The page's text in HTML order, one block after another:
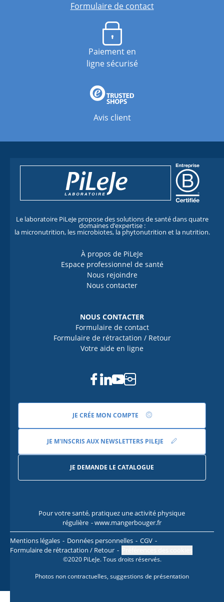
Formulaire de contact
Paiement en
ligne sécurisé
Avis client
Le laboratoire PiLeJe propose des solutions de santé dans quatre
domaines d’expertise :
la micronutrition, les microbiotes, la phytonutrition et la nutrition.
À propos de PiLeJe
Espace professionnel de santé
Nous rejoindre
Nous contacter
NOUS CONTACTER
Formulaire de contact
Formulaire de rétractation / Retour
Votre aide en ligne
Facebook
Linkedin
Youtube
Instagram
JE CRÉE MON COMPTE
JE M'INSCRIS AUX NEWSLETTERS PILEJE
JE DEMANDE LE CATALOGUE
Pour votre santé, pratiquez une activité physique
régulière - www.mangerbouger.fr
Mentions légales
Données personnelles
CGV
Formulaire de rétractation / Retour
©2020 PiLeJe. Tous droits réservés.
Photos non contractuelles, suggestions de présentation